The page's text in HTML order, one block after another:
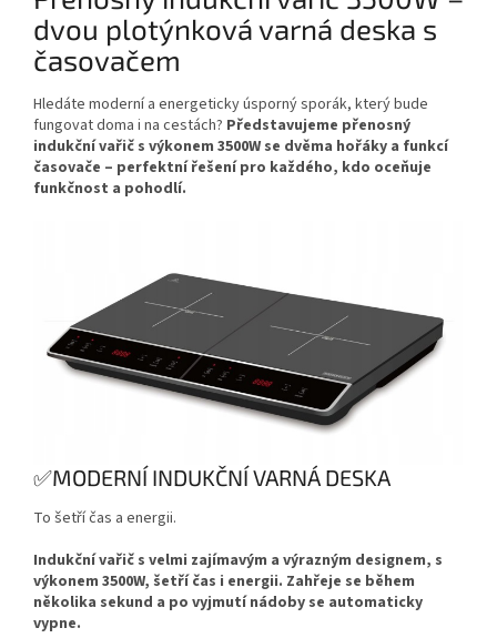
dvou plotýnková varná deska s
časovačem
Hledáte moderní a energeticky úsporný sporák, který bude
fungovat doma i na cestách? Představujeme přenosný
indukční vařič s výkonem 3500W se dvěma hořáky a funkcí
časovače – perfektní řešení pro každého, kdo oceňuje
funkčnost a pohodlí.
✅MODERNÍ INDUKČNÍ VARNÁ DESKA
To šetří čas a energii.
Indukční vařič s velmi zajímavým a výrazným designem, s
výkonem 3500W, šetří čas i energii. Zahřeje se během
několika sekund a po vyjmutí nádoby se automaticky
vypne.